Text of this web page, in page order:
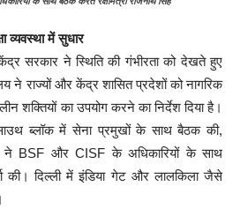
व्यवस्था में सुधार
सरकार ने स्थिति की गंभीरता को देखते हुए
ने राज्यों और केंद्र शासित प्रदेशों को नागरिक
शक्तियों का उपयोग करने का निर्देश दिया है।
साउथ ब्लॉक में सेना प्रमुखों के साथ बैठक की,
ने BSF और CISF के अधिकारियों के साथ
की। दिल्ली में इंडिया गेट और लालकिला जैसे